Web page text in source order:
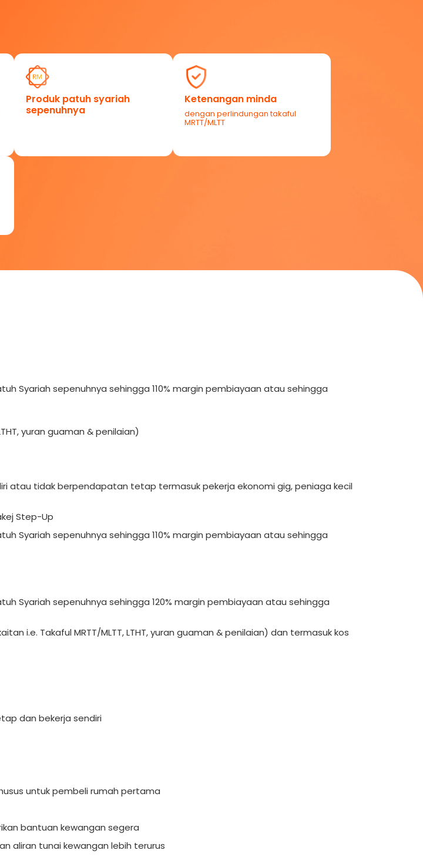
Produk patuh syariah
sepenuhnya
Ketenangan minda
dengan perlindungan takaful
MRTT/MLTT
Syariah sepenuhnya sehingga 110% margin pembiayaan atau sehingga
yuran guaman & penilaian)
atau tidak berpendapatan tetap termasuk pekerja ekonomi gig, peniaga kecil
Step-Up
Syariah sepenuhnya sehingga 110% margin pembiayaan atau sehingga
Syariah sepenuhnya sehingga 120% margin pembiayaan atau sehingga
i.e. Takaful MRTT/MLTT, LTHT, yuran guaman & penilaian) dan termasuk kos
dan bekerja sendiri
untuk pembeli rumah pertama
bantuan kewangan segera
aliran tunai kewangan lebih terurus